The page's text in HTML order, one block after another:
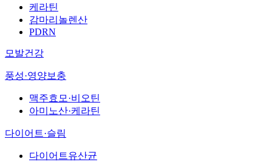
케라틴
감마리놀렌산
PDRN
모발건강
풍성·영양보충
맥주효모·비오틴
아미노산·케라틴
다이어트·슬림
다이어트유산균